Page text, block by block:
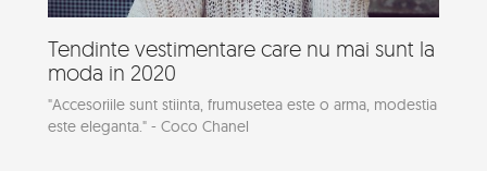
Tendinte vestimentare care nu mai sunt la
moda in 2020
"Accesoriile sunt stiinta, frumusetea este o arma, modestia
este eleganta." - Coco Chanel